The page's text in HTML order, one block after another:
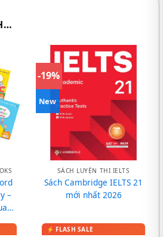
–
-19%
New
SÁCH LUYỆN THI IELTS
Sách Cambridge IELTS 21
mới nhất 2026